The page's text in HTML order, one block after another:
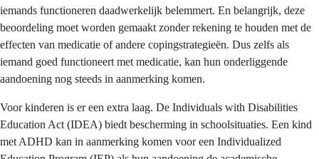
iemands functioneren daadwerkelijk belemmert. En belangrijk, deze
beoordeling moet worden gemaakt zonder rekening te houden met de
effecten van medicatie of andere copingstrategieën. Dus zelfs als
iemand goed functioneert met medicatie, kan hun onderliggende
aandoening nog steeds in aanmerking komen.
Voor kinderen is er een extra laag. De Individuals with Disabilities
Education Act (IDEA) biedt bescherming in schoolsituaties. Een kind
met ADHD kan in aanmerking komen voor een Individualized